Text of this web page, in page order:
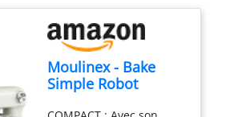
Moulinex - Bake
Simple Robot